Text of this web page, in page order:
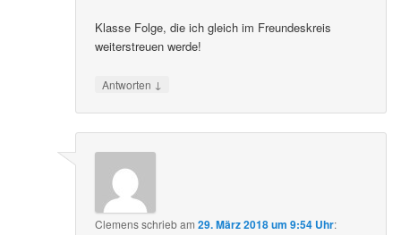
Klasse Folge, die ich gleich im Freundeskreis
weiterstreuen werde!
Antworten ↓
Clemensschriebam29. März 2018 um 9:54 Uhr: